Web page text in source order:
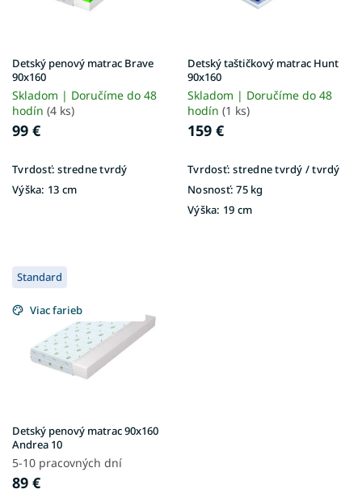
u
k
t
o
v
Detský penový matrac Brave
90x160
Skladom | Doručíme do 48
hodín (4 ks)
99 €
Tvrdosť: stredne tvrdý
Výška: 13 cm
Detský taštičkový matrac Hunt
90x160
Skladom | Doručíme do 48
hodín (1 ks)
159 €
Tvrdosť: stredne tvrdý / tvrdý
Nosnosť:75 kg
Výška: 19 cm
Standard
Viac farieb
Detský penový matrac 90x160
Andrea 10
5-10 pracovných dní
89 €